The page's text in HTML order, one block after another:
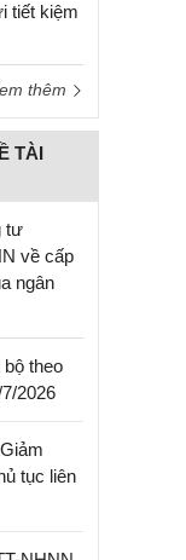
tiết kiệm
thêm
TÀI
tư
về cấp
ngân
bộ theo
2026
tục liên